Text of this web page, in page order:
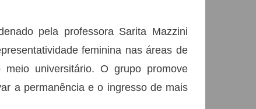
pela professora Sarita Mazzini
feminina nas áreas de
universitário. O grupo promove
a permanência e o ingresso de mais